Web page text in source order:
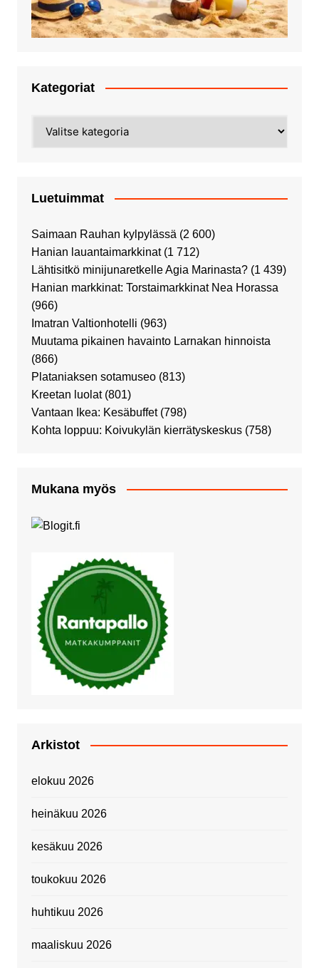
Kategoriat
Luetuimmat
Saimaan Rauhan kylpylässä (2 600)
Hanian lauantaimarkkinat (1 712)
Lähtisitkö minijunaretkelle Agia Marinasta? (1 439)
Hanian markkinat: Torstaimarkkinat Nea Horassa
(966)
Imatran Valtionhotelli (963)
Muutama pikainen havainto Larnakan hinnoista
(866)
Plataniaksen sotamuseo (813)
Kreetan luolat (801)
Vantaan Ikea: Kesäbuffet (798)
Kohta loppuu: Koivukylän kierrätyskeskus (758)
Mukana myös
Arkistot
elokuu 2026
heinäkuu 2026
kesäkuu 2026
toukokuu 2026
huhtikuu 2026
maaliskuu 2026